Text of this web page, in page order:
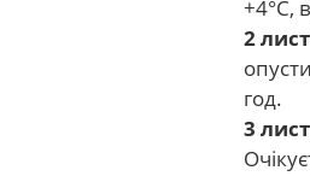
+4°C,
2
год.
3